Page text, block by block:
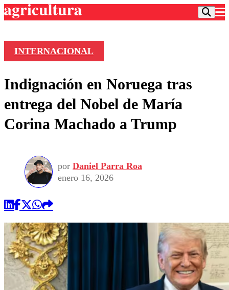
Frecuencias
Agricultura TV
Deportes
Colo Colo
Seleccion Chilena
Torneo Internacional
Universidad de Chile
Entretención
Economía
Internacional
Sustentabilidad
Publicaciones en medios
Opinión
INTERNACIONAL
Indignación en Noruega tras
entrega del Nobel de María
Corina Machado a Trump
por Daniel Parra Roa
enero 16, 2026